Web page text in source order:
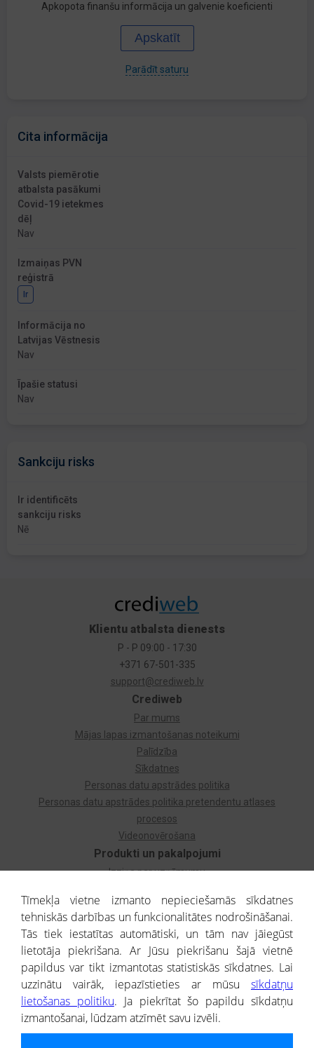
Apkopota finanšu informācija un galvenie koeficienti
Apskatīt
Parādīt saturu
Cita informācija
Valsts piemērotie
atbalsta pasākumi
Covid-19 ietekmes
dēļ
Nav
Izmaiņas PVN
reģistrā
Ir
Informācija no
Latvijas Vēstnesis
Nav
Īpašie statusi
Nav
Sankciju risks
Ir identificēts
sankciju risks
Nē
Produkti un pakalpojumi
Izziņa par uzņēmumu
Dzimtas koks
Uzņēmumu atlase
Monitorings
Kredītizziņa par ārvalstu uzņēmumiem
Crediweb
Par mums
Mājas lapas izmantošanas noteikumi
Palīdzība
Sīkdatnes
Personas datu apstrādes politika
Personas datu apstrādes politika pretendentu atlases
procesos
Videonovērošana
Klientu atbalsta dienests
P - P 09:00 - 17:30
+371 67-501-335
support@crediweb.lv
® CREDITREFORM Latvija
SIA
Tīmekļa vietne izmanto nepieciešamās sīkdatnes
tehniskās darbības un funkcionalitātes nodrošināšanai.
Tās tiek iestatītas automātiski, un tām nav jāiegūst
lietotāja piekrišana. Ar Jūsu piekrišanu šajā vietnē
papildus var tikt izmantotas statistiskās sīkdatnes. Lai
uzzinātu vairāk, iepazīstieties ar mūsu sīkdatņu
lietošanas politiku. Ja piekrītat šo papildu sīkdatņu
izmantošanai, lūdzam atzīmēt savu izvēli.